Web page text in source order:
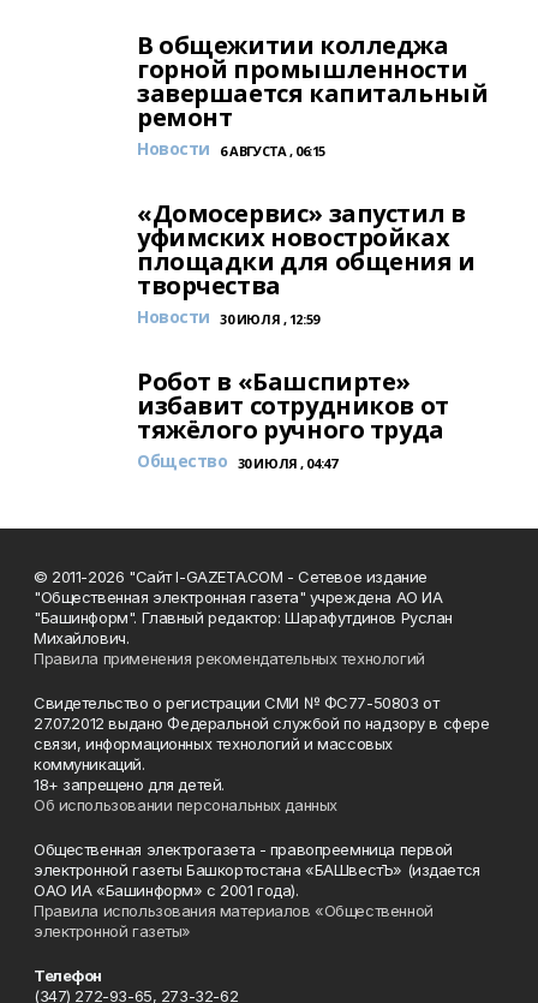
В общежитии колледжа
горной промышленности
завершается капитальный
ремонт
Новости 6 АВГУСТА , 06:15
«Домосервис» запустил в
уфимских новостройках
площадки для общения и
творчества
Новости 30 ИЮЛЯ , 12:59
Робот в «Башспирте»
избавит сотрудников от
тяжёлого ручного труда
Общество 30 ИЮЛЯ , 04:47
© 2011-2026 "Сайт I-GAZETA.COM - Сетевое издание
"Общественная электронная газета" учреждена АО ИА
"Башинформ". Главный редактор: Шарафутдинов Руслан
Михайлович.
Правила применения рекомендательных технологий
Свидетельство о регистрации СМИ № ФС77-50803 от
27.07.2012 выдано Федеральной службой по надзору в сфере
связи, информационных технологий и массовых
коммуникаций.
18+ запрещено для детей.
Об использовании персональных данных
Общественная электрогазета - правопреемница первой
электронной газеты Башкортостана «БАШвестЪ» (издается
ОАО ИА «Башинформ» с 2001 года).
Правила использования материалов «Общественной
электронной газеты»
Телефон
(347) 272-93-65, 273-32-62